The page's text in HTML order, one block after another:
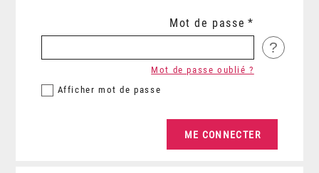
Mot de passe
?
Afficher mot de passe
Mot de passe oublié ?